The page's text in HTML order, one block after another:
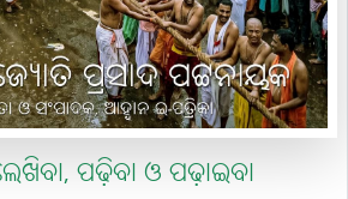
ପଢ଼ିବା ଓ ପଢ଼ାଇବା